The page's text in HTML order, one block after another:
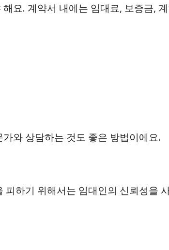
요. 계약서 내에는 임대료, 보증금,
와 상담하는 것도 좋은 방법이에요.
하기 위해서는 임대인의 신뢰성을